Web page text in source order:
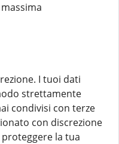
I tuoi dati
strettamente
condivisi con terze
con discrezione
la tua